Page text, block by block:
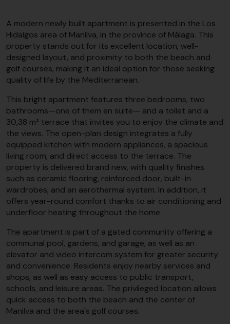
A modern newly built apartment is presented in the Los
Hidalgos area of Manilva, in the province of Málaga. This
property stands out for its excellent location, well-
designed layout, and proximity to both the beach and
golf courses, making it an ideal option for those seeking
quality of life by the Mediterranean.
This bright apartment features three bedrooms, two
bathrooms—one of them en suite— and a toilet and a
30,38 m² terrace that invites you to enjoy the climate and
the views. The open-plan design integrates a fully
equipped kitchen with modern appliances, a spacious
living room, and direct access to the terrace. The
property is delivered brand new, with quality finishes
such as ceramic flooring, reinforced door, built-in
wardrobes, and an aerothermal system. In addition, it
offers year-round comfort thanks to air conditioning and
underfloor heating throughout the home.
The apartment is part of a gated community offering a
communal pool, gardens, and garage, as well as an
elevator and video intercom system for greater security
and convenience. Residents enjoy nearby services and
shops, as well as easy access to public transport,
schools, and leisure areas. The privileged location allows
quick access to both the beach and the center of
Manilva and the area's golf courses.